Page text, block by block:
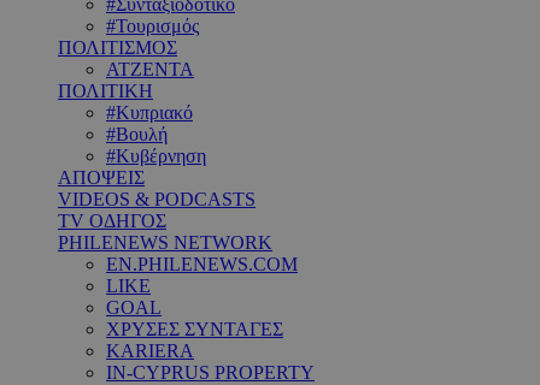
#Συνταξιοδοτικό
#Τουρισμός
ΠΟΛΙΤΙΣΜΟΣ
ΑΤΖΕΝΤΑ
ΠΟΛΙΤΙΚΗ
#Κυπριακό
#Βουλή
#Κυβέρνηση
ΑΠΟΨΕΙΣ
VIDEOS & PODCASTS
TV ΟΔΗΓΟΣ
PHILENEWS NETWORK
EN.PHILENEWS.COM
LIKE
GOAL
ΧΡΥΣΕΣ ΣΥΝΤΑΓΕΣ
KARIERA
IN-CYPRUS PROPERTY